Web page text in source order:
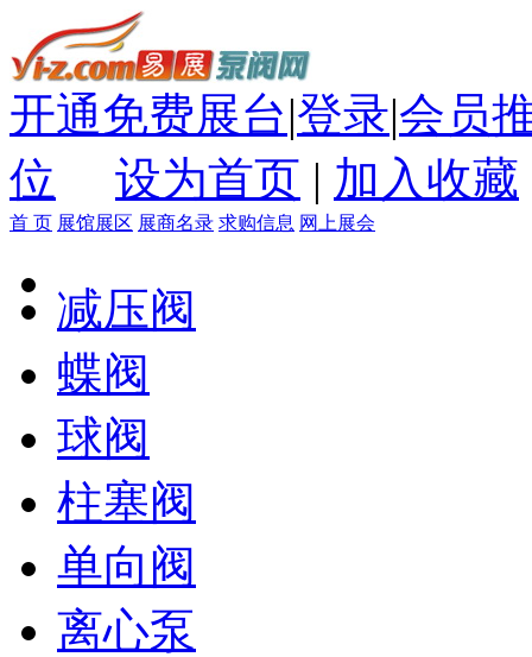
开通免费展台|登录|会员
位
设为首页 | 加入收藏
首 页 展馆展区 展商名录 求购信息 网上展会
减压阀
蝶阀
球阀
柱塞阀
单向阀
离心泵